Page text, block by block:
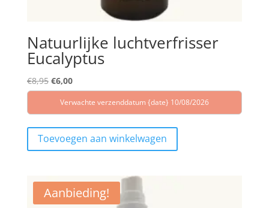
Natuurlijke luchtverfrisser
Eucalyptus
€8,95 Oorspronkelijke
prijs
was:
€6,00Huidige
prijs
is:
Verwachte verzenddatum {date} 10/08/2026
Toevoegen aan winkelwagen
Aanbieding!